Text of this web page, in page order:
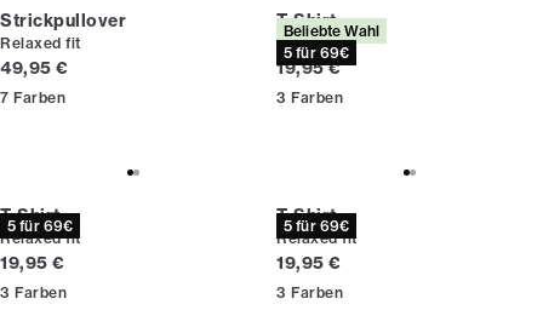
Strickpullover
Relaxed fit
Preis
49,95 €
7 Farben
Beliebte Wahl
5 für 69€
T-Shirt
Relaxed fit
Preis
19,95 €
3 Farben
5 für 69€
T-Shirt
Relaxed fit
Preis
19,95 €
3 Farben
5 für 69€
T-Shirt
Relaxed fit
Preis
19,95 €
3 Farben